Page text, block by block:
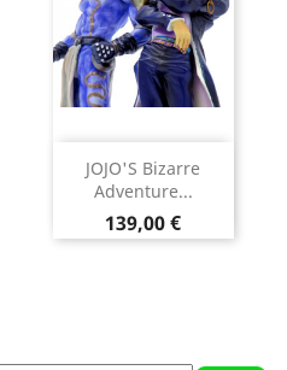
JOJO'S Bizarre
Adventure...
Prix
139,00 €